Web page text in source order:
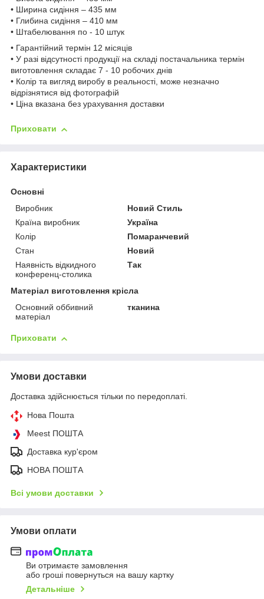
• Ширина сидіння – 435 мм
• Глибина сидіння – 410 мм
• Штабелювання по - 10 штук
• Гарантійний термін 12 місяців
• У разі відсутності продукції на складі постачальника термін
виготовлення складає 7 - 10 робочих днів
• Колір та вигляд виробу в реальності, може незначно
відрізнятися від фотографій
• Ціна вказана без урахування доставки
Приховати
Характеристики
Основні
Виробник
Новий Стиль
Країна виробник
Україна
Колір
Помаранчевий
Стан
Новий
Наявність відкидного
конференц-столика
Так
Матеріал виготовлення крісла
Основний оббивний
матеріал
тканина
Приховати
Умови доставки
Доставка здійснюється тільки по передоплаті.
Нова Пошта
Meest ПОШТА
Доставка кур'єром
НОВА ПОШТА
Всі умови доставки
Умови оплати
Ви отримаєте замовлення
або гроші повернуться на вашу картку
Детальніше